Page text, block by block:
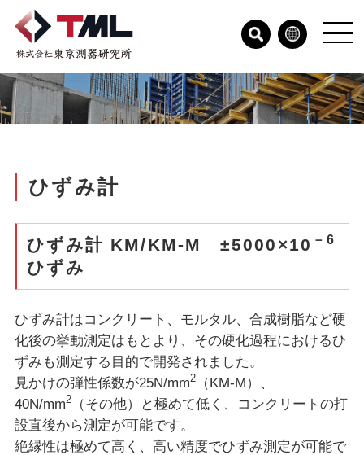
ひずみ計
ひずみ計 KM/KM-M ±5000×10 －6
ひずみ
ひずみ計はコンクリート、モルタル、合成樹脂など硬
化後の挙動測定はもとより、その硬化過程におけるひ
ずみも測定する目的で開発されました。
見かけの弾性係数が25N/mm2（KM-M）、
40N/mm2（その他）と極めて低く、コンクリートの打
設直後から測定が可能です。
絶縁性は極めて高く、高い精度でひずみ測定が可能で